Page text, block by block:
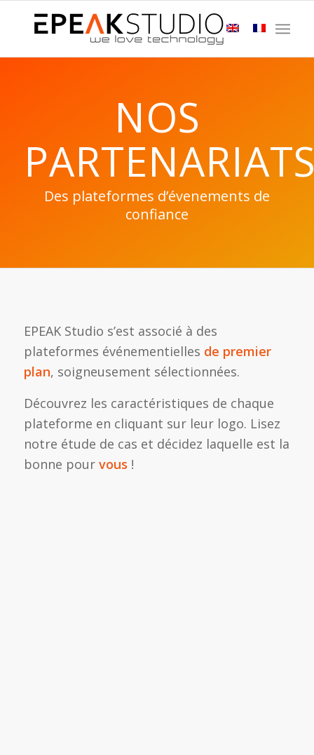
NOS
Des plateformes d’évenements de
confiance
EPEAK Studio s’est associé à des
plateformes événementielles de premier
plan, soigneusement sélectionnées.
Découvrez les caractéristiques de chaque
plateforme en cliquant sur leur logo. Lisez
notre étude de cas et décidez laquelle est la
bonne pour vous !